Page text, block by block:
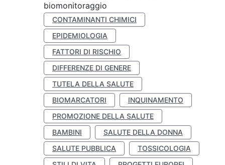
biomonitoraggio
CONTAMINANTI CHIMICI
EPIDEMIOLOGIA
FATTORI DI RISCHIO
DIFFERENZE DI GENERE
TUTELA DELLA SALUTE
BIOMARCATORI
INQUINAMENTO
PROMOZIONE DELLA SALUTE
BAMBINI
SALUTE DELLA DONNA
SALUTE PUBBLICA
TOSSICOLOGIA